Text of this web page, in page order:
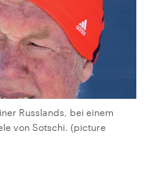
Russlands, bei einem
von Sotschi. (picture